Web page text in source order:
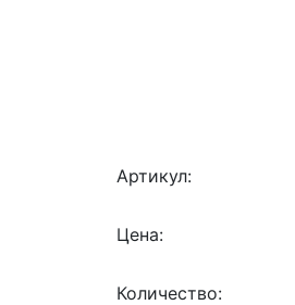
Артикул:
Цена:
Количество: